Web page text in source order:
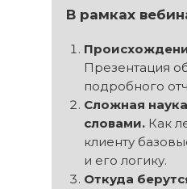
В рамках
Презентация
подробного
Сложная
словами. Как
клиенту
и его логику.
Откуда